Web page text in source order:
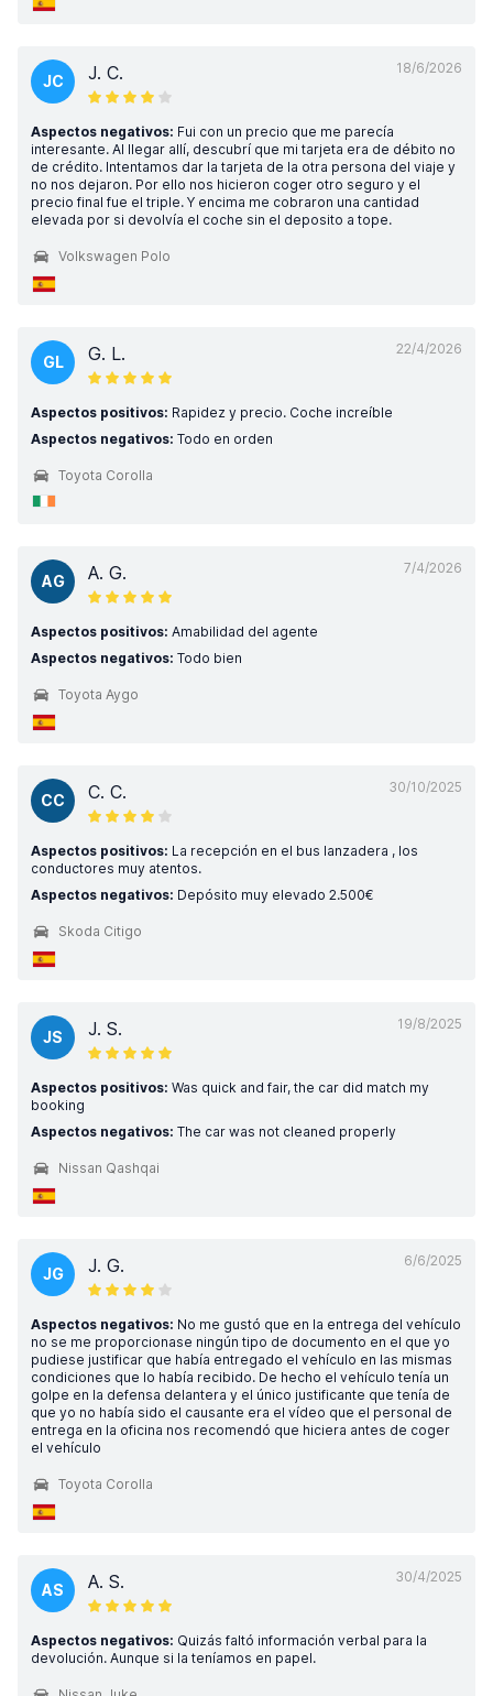
18/6/2026
JC J. C.
Aspectos negativos: Fui con un precio que me parecía
interesante. Al llegar allí, descubrí que mi tarjeta era de débito no
de crédito. Intentamos dar la tarjeta de la otra persona del viaje y
no nos dejaron. Por ello nos hicieron coger otro seguro y el
precio final fue el triple. Y encima me cobraron una cantidad
elevada por si devolvía el coche sin el deposito a tope.
Volkswagen Polo
22/4/2026
GL G. L.
Aspectos positivos: Rapidez y precio. Coche increíble
Aspectos negativos: Todo en orden
Toyota Corolla
7/4/2026
AG A. G.
Aspectos positivos: Amabilidad del agente
Aspectos negativos: Todo bien
Toyota Aygo
30/10/2025
CC C. C.
Aspectos positivos: La recepción en el bus lanzadera , los
conductores muy atentos.
Aspectos negativos: Depósito muy elevado 2.500€
Skoda Citigo
19/8/2025
JS J. S.
Aspectos positivos: Was quick and fair, the car did match my
booking
Aspectos negativos: The car was not cleaned properly
Nissan Qashqai
6/6/2025
JG J. G.
Aspectos negativos: No me gustó que en la entrega del vehículo
no se me proporcionase ningún tipo de documento en el que yo
pudiese justificar que había entregado el vehículo en las mismas
condiciones que lo había recibido. De hecho el vehículo tenía un
golpe en la defensa delantera y el único justificante que tenía de
que yo no había sido el causante era el vídeo que el personal de
entrega en la oficina nos recomendó que hiciera antes de coger
el vehículo
Toyota Corolla
30/4/2025
AS A. S.
Aspectos negativos: Quizás faltó información verbal para la
devolución. Aunque si la teníamos en papel.